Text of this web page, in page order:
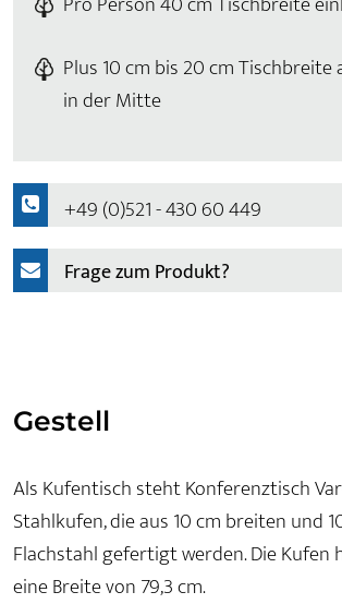
Plus 10 cm bis 20 cm Tischbreite
in der Mitte
+49 (0)521 - 430 60 449
Frage zum Produkt?
Gestell
Als Kufentisch steht Konferenztisch
Stahlkufen, die aus 10 cm breiten und
Flachstahl gefertigt werden. Die Kufen
eine Breite von 79,3 cm.